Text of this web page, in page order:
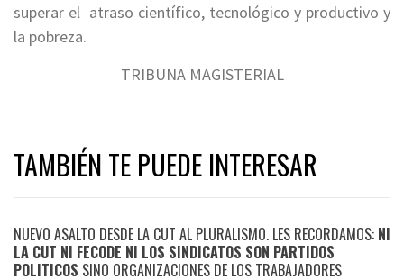
superar el atraso científico, tecnológico y productivo y
la pobreza.
TRIBUNA MAGISTERIAL
TAMBIÉN TE PUEDE INTERESAR
NUEVO ASALTO DESDE LA CUT AL PLURALISMO. LES RECORDAMOS: NI
LA CUT NI FECODE NI LOS SINDICATOS SON PARTIDOS
POLITICOS SINO ORGANIZACIONES DE LOS TRABAJADORES